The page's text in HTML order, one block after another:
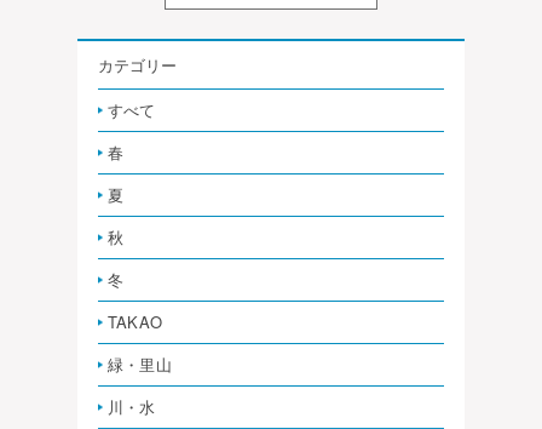
カテゴリー
すべて
春
夏
秋
冬
TAKAO
緑・里山
川・水